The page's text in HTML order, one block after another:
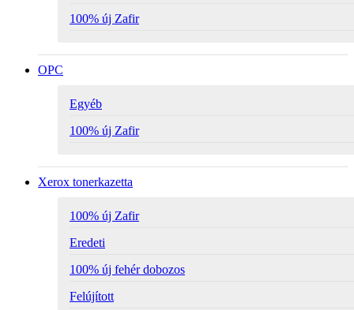
100% új Zafir
OPC
Egyéb
100% új Zafir
Xerox tonerkazetta
100% új Zafir
Eredeti
100% új fehér dobozos
Felújított